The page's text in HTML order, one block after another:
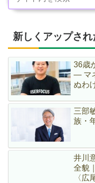
新しくアップさ
36歳
― マ
ぬわ
三部
族・
井川
全貌
〈広